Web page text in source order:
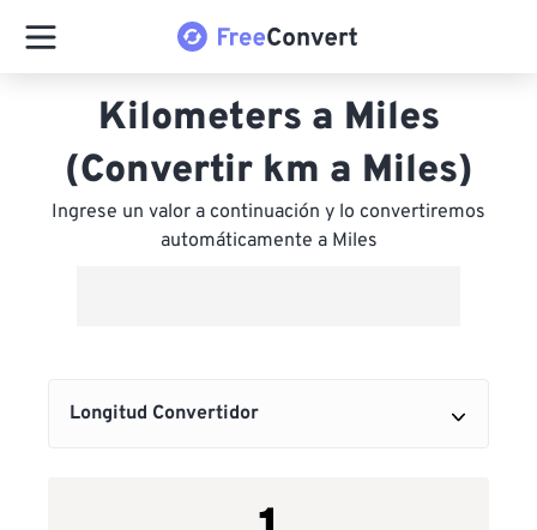
Kilometers a Miles
(Convertir km a Miles)
Ingrese un valor a continuación y lo convertiremos
automáticamente a Miles